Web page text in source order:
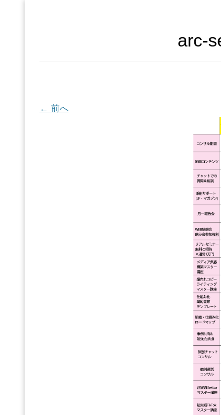
arc-
← 前へ